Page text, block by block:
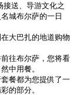
送、导游文化之
城布尔萨的一日
大巴扎的地道购物
往布尔萨，您将看
中用餐。
餐都为您提供了一
的部分。